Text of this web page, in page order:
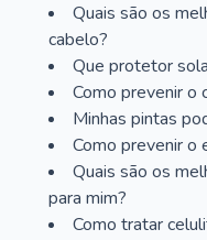
Quais são os
cabelo?
Que protetor
Como prevenir o
Minhas pintas
Como prevenir o
Quais são os
para mim?
Como tratar